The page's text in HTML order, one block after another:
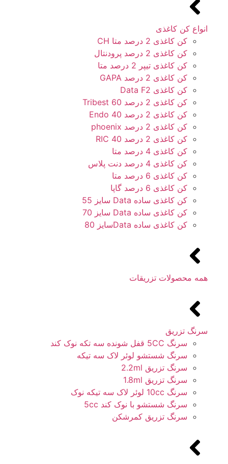
انواع کن کاغذی
کن کاغذی 2 درصد متا CH
کن کاغذی 2 درصد پرودنتال
کن کاغذی تیپر 2 درصد متا
کن کاغذی 2 درصد GAPA
کن کاغذی Data F2
کن کاغذی 2 درصد 60 Tribest
کن کاغذی 2 درصد 40 Endo
کن کاغذی 2 درصد phoenix
کن کاغذی 2 درصد 40 RIC
کن کاغذی 4 درصد متا
کن کاغذی 4 درصد دنت پلاس
کن کاغذی 6 درصد متا
کن کاغذی 6 درصد گاپا
کن کاغذی ساده Data سایز 55
کن کاغذی ساده Data سایز 70
کن کاغذی ساده Dataسایز 80
همه محصولات تزریقات
سرنگ تزریق
سرنگ 5CC قفل شونده سه تکه نوک کند
سرنگ شستشو لوئر لاک سه تیکه
سرنگ تزریق 2.2ml
سرنگ تزریق 1.8ml
سرنگ 10cc لوئر لاک سه تیکه نوک
سرنگ شستشو با نوک کند 5cc
سرنگ تزریق کمرشکن